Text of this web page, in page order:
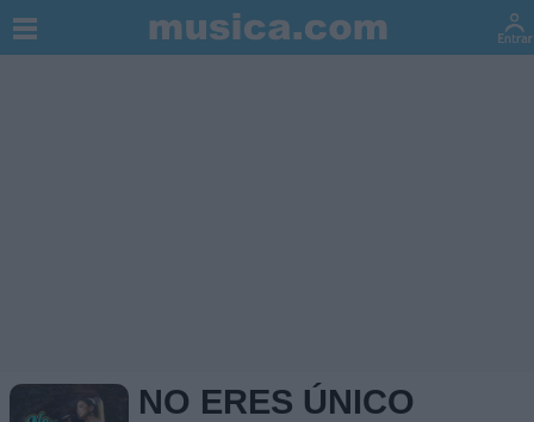
NO ERES ÚNICO